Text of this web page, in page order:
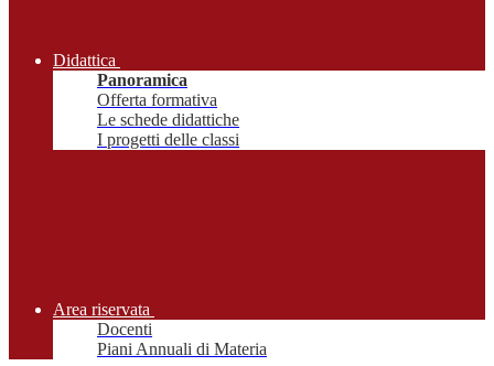
Didattica
Panoramica
Offerta formativa
Le schede didattiche
I progetti delle classi
Area riservata
Docenti
Piani Annuali di Materia